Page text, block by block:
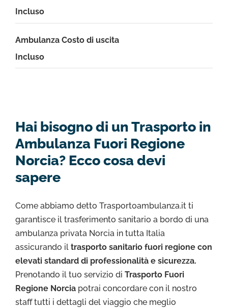
Incluso
Ambulanza Costo di uscita
Incluso
Hai bisogno di un Trasporto in
Ambulanza Fuori Regione
Norcia? Ecco cosa devi
sapere
Come abbiamo detto Trasportoambulanza.it ti
garantisce il trasferimento sanitario a bordo di una
ambulanza privata Norcia in tutta Italia
assicurando il trasporto sanitario fuori regione con
elevati standard di professionalità e sicurezza.
Prenotando il tuo servizio di Trasporto Fuori
Regione Norcia potrai concordare con il nostro
staff tutti i dettagli del viaggio che meglio